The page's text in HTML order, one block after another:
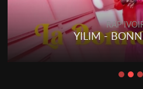
RAP
YILIM -